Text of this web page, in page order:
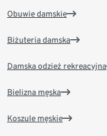
Obuwie damskie
Biżuteria damska
Damska odzież rekreacyjna
Bielizna męska
Koszule męskie